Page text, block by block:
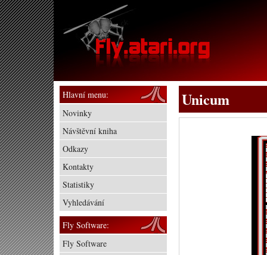
Unicum
Hlavní menu:
Novinky
Návštěvní kniha
Odkazy
Kontakty
Statistiky
Vyhledávání
Fly Software:
Fly Software